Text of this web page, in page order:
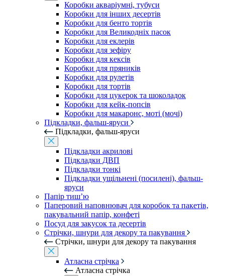
Коробки акваріумні, тубуси
Коробки для інших десертів
Коробки для бенто тортів
Коробки для Великодніх пасок
Коробки для еклерів
Коробки для зефіру
Коробки для кексів
Коробки для пряників
Коробки для рулетів
Коробки для тортів
Коробки для цукерок та шоколадок
Коробки для кейк-попсів
Коробки для макаронс, моті (мочі)
Підкладки, фальш-яруси
Підкладки, фальш-яруси
Підкладки акрилові
Підкладки ДВП
Підкладки тонкі
Підкладки ущільнені (посилені), фальш-
яруси
Папір тиш’ю
Паперовий наповнювач для коробок та пакетів,
пакувальний папір, конфеті
Посуд для закусок та десертів
Стрічки, шнури для декору та пакування
Стрічки, шнури для декору та пакування
Атласна стрічка
Атласна стрічка